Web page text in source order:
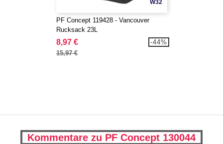
W32
PF Concept 119428 - Vancouver
Rucksack 23L
8,97 €
15,97 €
-44%
Kommentare zu PF Concept 130044